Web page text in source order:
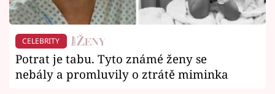
CELEBRITY
Potrat je tabu. Tyto známé ženy se
nebály a promluvily o ztrátě miminka